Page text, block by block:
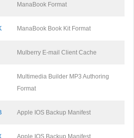
ManaBook Format
ManaBook Book Kit Format
Mulberry E-mail Client Cache
Multimedia Builder MP3 Authoring
Format
Apple IOS Backup Manifest
Apple IOS Backup Manifest